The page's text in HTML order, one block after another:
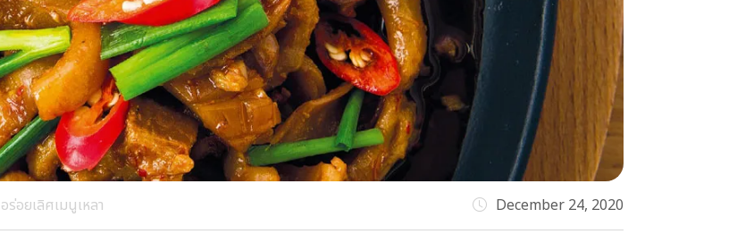
อยเลิศเมนูเหลา December 24, 2020